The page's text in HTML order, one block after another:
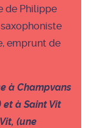
de Philippe
emprunt de
à Champvans
et à Saint Vit
(une